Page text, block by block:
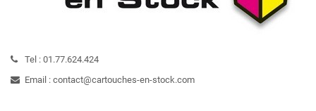
Tel : 01.77.624.424
Email : contact@cartouches-en-stock.com